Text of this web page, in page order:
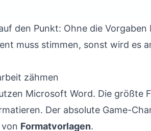
den Punkt: Ohne die
muss stimmen, sonst wird es
zähmen
Microsoft Word. Die größte
Der absolute Game-
Formatvorlagen.